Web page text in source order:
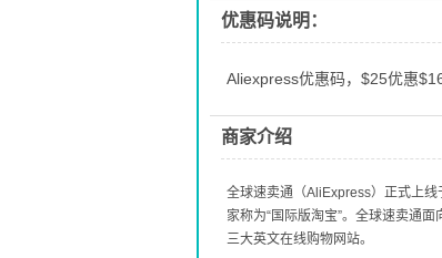
优惠码说明：
Aliexpress优惠码，$25优惠
商家介绍
全球速卖通（AliExpress）正式上
家称为“国际版淘宝”。全球速卖通
三大英文在线购物网站。